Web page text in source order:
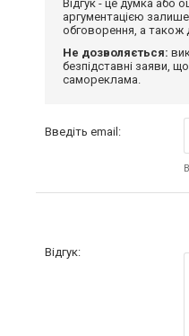
Відгук - це думка або
аргументацією
обговорення, а також
Не дозволяється:
безпідставні заяви,
самореклама.
Введіть email:
Відгук: